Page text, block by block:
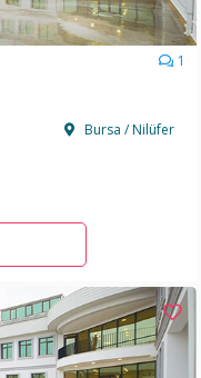
1
Bursa / Nilüfer